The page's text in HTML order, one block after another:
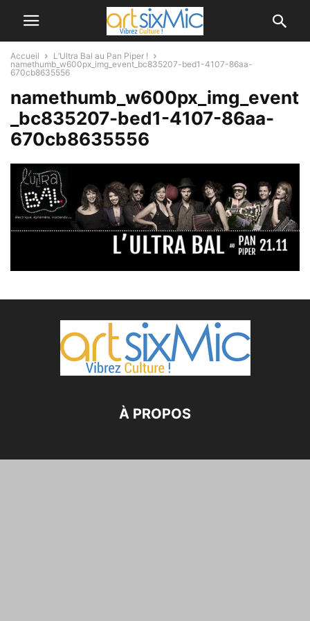
Accueil
L’Ultra Bal au Pan Piper !
namethumb_w600px_img_event_bc835207-bed1-4107-86aa-
670cb8635556
namethumb_w600px_img_event
_bc835207-bed1-4107-86aa-
670cb8635556
À PROPOS